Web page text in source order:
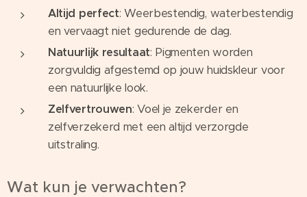
Altijd perfect: Weerbestendig, waterbestendig
en vervaagt niet gedurende de dag.
Natuurlijk resultaat: Pigmenten worden
zorgvuldig afgestemd op jouw huidskleur voor
een natuurlijke look.
Zelfvertrouwen: Voel je zekerder en
zelfverzekerd met een altijd verzorgde
uitstraling.
Wat kun je verwachten?